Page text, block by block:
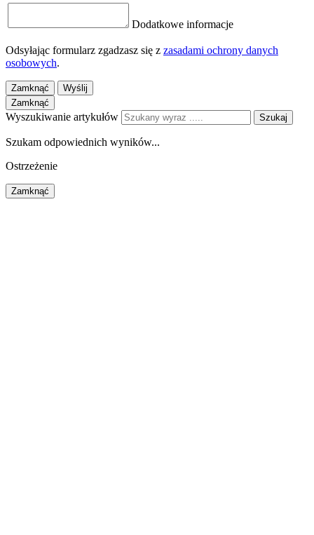
Dodatkowe informacje
Odsyłając formularz zgadzasz się z zasadami ochrony danych
osobowych.
Zamknąć
Wyślij
Zamknąć
Wyszukiwanie artykułów Szukaj
Szukam odpowiednich wyników...
Ostrzeżenie
Zamknąć